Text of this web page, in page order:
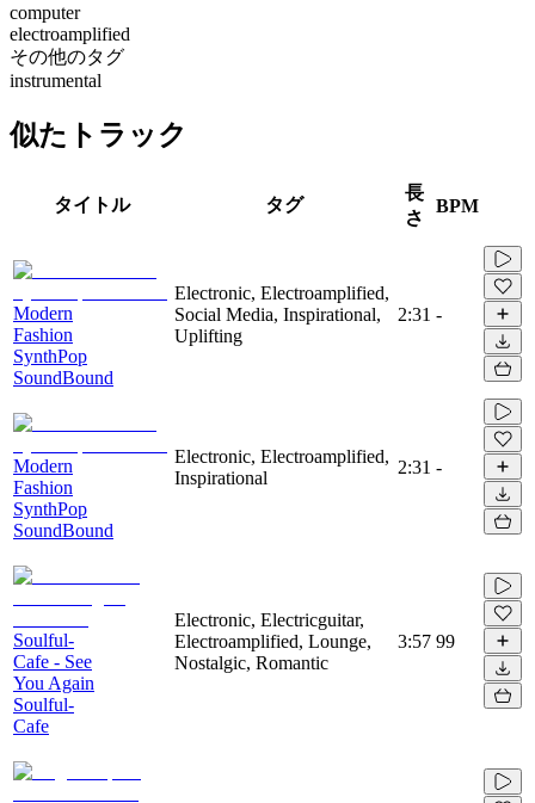
computer
electroamplified
その他のタグ
instrumental
似たトラック
タイトル タグ
長
さ
BPM
Modern
Fashion
SynthPop
SoundBound
Electronic, Electroamplified,
Social Media, Inspirational,
Uplifting
2:31 -
Modern
Fashion
SynthPop
SoundBound
Electronic, Electroamplified,
Inspirational
2:31 -
Soulful-
Cafe - See
You Again
Soulful-
Cafe
Electronic, Electricguitar,
Electroamplified, Lounge,
Nostalgic, Romantic
3:57 99